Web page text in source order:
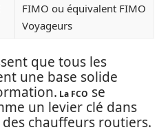
FIMO ou équivalent FIMO
Voyageurs
que tous les
une base solide
La FCO se
un levier clé dans
chauffeurs routiers.